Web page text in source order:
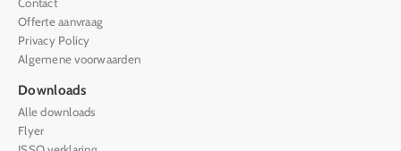
Offerte aanvraag
Privacy Policy
Algemene voorwaarden
Downloads
Alle downloads
Flyer